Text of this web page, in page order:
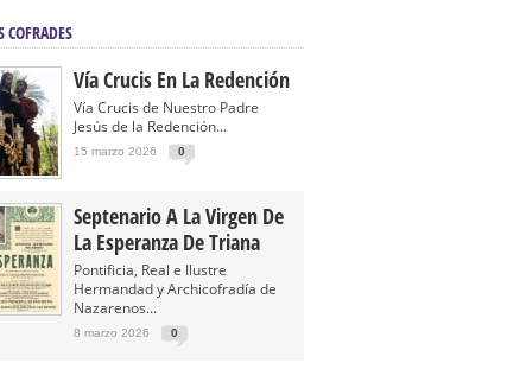
COFRADES
Vía Crucis En La Redención
Vía Crucis de Nuestro Padre
Jesús de la Redención...
15 marzo 2026 0
Septenario A La Virgen De
La Esperanza De Triana
Pontificia, Real e Ilustre
Hermandad y Archicofradía de
Nazarenos...
8 marzo 2026 0